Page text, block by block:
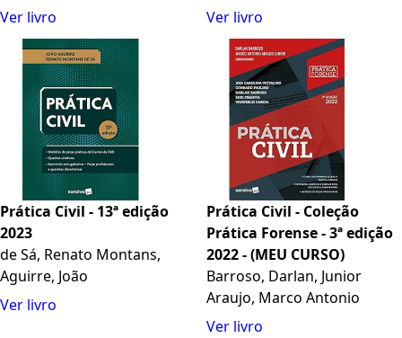
Ver livro
Ver livro
Prática Civil - 13ª edição
2023
de Sá, Renato Montans,
Aguirre, João
Ver livro
Prática Civil - Coleção
Prática Forense - 3ª edição
2022 - (MEU CURSO)
Barroso, Darlan, Junior
Araujo, Marco Antonio
Ver livro